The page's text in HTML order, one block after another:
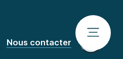
Nous contacter